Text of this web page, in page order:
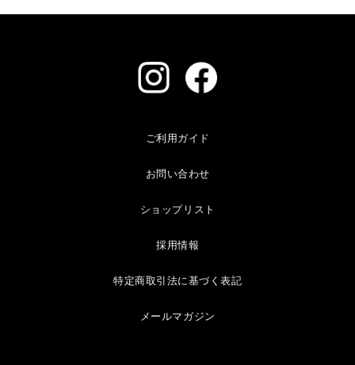
ご利用ガイド
お問い合わせ
ショップリスト
採用情報
特定商取引法に基づく表記
メールマガジン